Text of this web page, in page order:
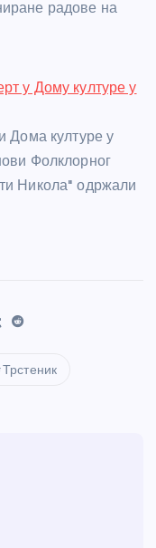
радове на
у Дому културе у
Дома културе у
Фолклорног
Никола" одржали
Трстеник